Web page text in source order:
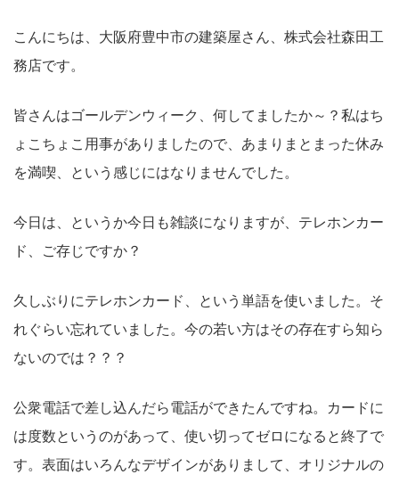
こんにちは、大阪府豊中市の建築屋さん、株式会社森田工
務店です。
皆さんはゴールデンウィーク、何してましたか～？私はち
ょこちょこ用事がありましたので、あまりまとまった休み
を満喫、という感じにはなりませんでした。
今日は、というか今日も雑談になりますが、テレホンカー
ド、ご存じですか？
久しぶりにテレホンカード、という単語を使いました。そ
れぐらい忘れていました。今の若い方はその存在すら知ら
ないのでは？？？
公衆電話で差し込んだら電話ができたんですね。カードに
は度数というのがあって、使い切ってゼロになると終了で
す。表面はいろんなデザインがありまして、オリジナルの